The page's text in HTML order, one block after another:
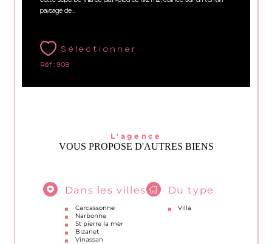
paysagé de...
Sélectionner
Réf : 908
L'agence
VOUS PROPOSE D'AUTRES BIENS
Dans les villes
Carcassonne
Narbonne
St pierre la mer
Bizanet
Vinassan
Du type
Villa